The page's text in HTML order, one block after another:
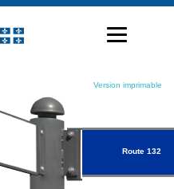
Version imprimable
Route 132